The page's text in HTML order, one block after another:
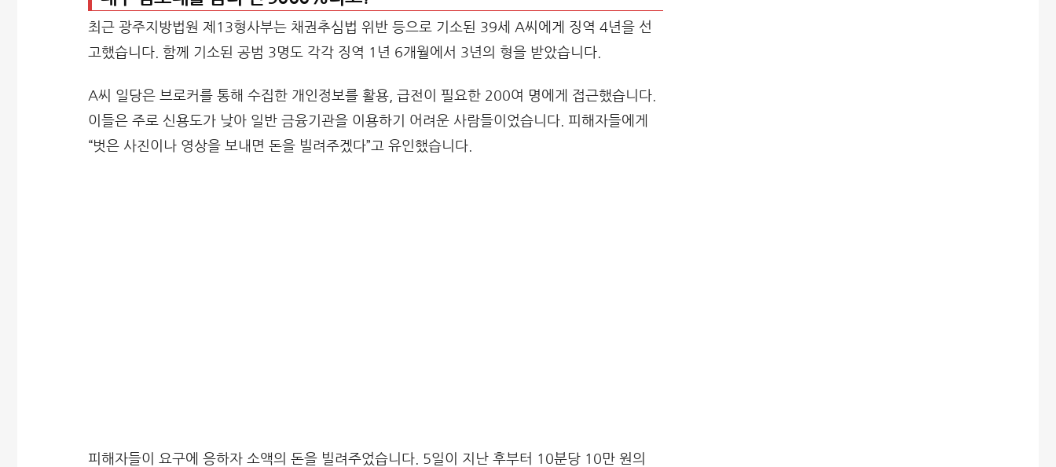
최근 광주지방법원 제13형사부는 채권추심법 위반 등으로 기소된 39세 A씨에게 징역 4년을 선
고했습니다. 함께 기소된 공범 3명도 각각 징역 1년 6개월에서 3년의 형을 받았습니다.
A씨 일당은 브로커를 통해 수집한 개인정보를 활용, 급전이 필요한 200여 명에게 접근했습니다.
이들은 주로 신용도가 낮아 일반 금융기관을 이용하기 어려운 사람들이었습니다. 피해자들에게
“벗은 사진이나 영상을 보내면 돈을 빌려주겠다”고 유인했습니다.
피해자들이 요구에 응하자 소액의 돈을 빌려주었습니다. 5일이 지난 후부터 10분당 10만 원의